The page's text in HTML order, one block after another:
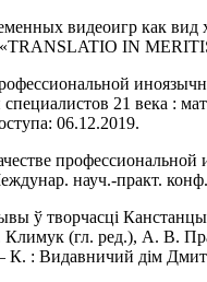
видеоигр как вид
«TRANSLATIO IN
21 века :
06.12.2019.
науч.-практ.
ў творчасці
Климук (гл. ред.), А. В.
К. : Видавничий дім